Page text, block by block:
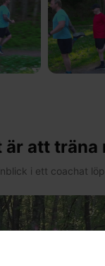
är att träna
i ett coachat